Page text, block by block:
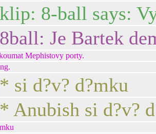
klip: 8-ball says:
8ball: Je Bartek
Mephistovy porty.
* si d?v? d?mku
* Anubish si d?v?